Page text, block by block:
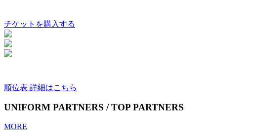
チケットを購入する
順位表 詳細はこちら
UNIFORM PARTNERS / TOP PARTNERS
MORE